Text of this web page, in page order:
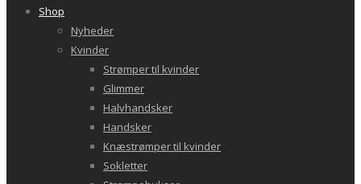
Shop
Nyheder
Kvinder
Strømper til kvinder
Glimmer
Halvhandsker
Handsker
Knæstrømper til kvinder
Sokletter